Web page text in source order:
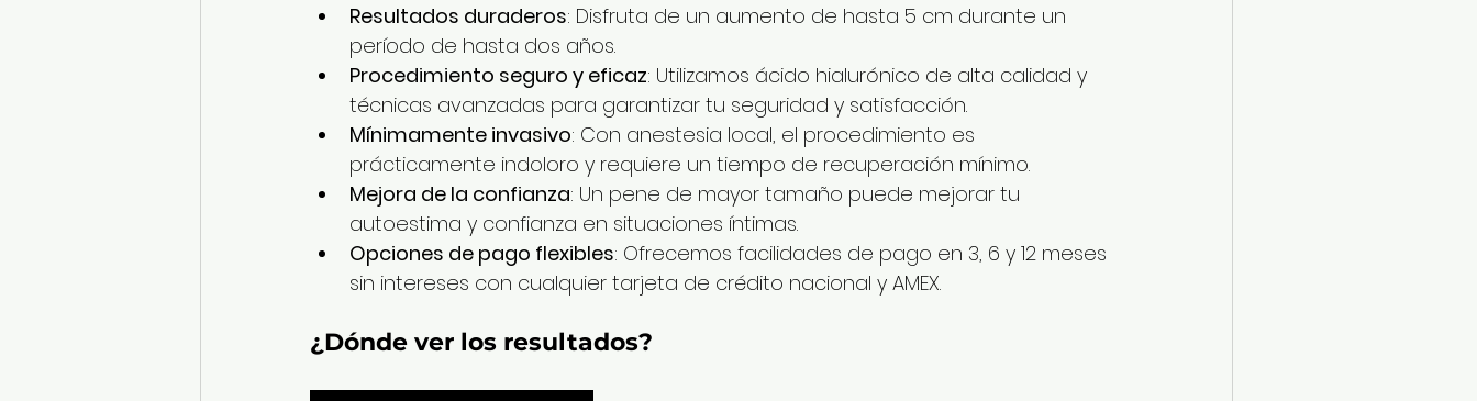
Resultados duraderos: Disfruta de un aumento de hasta 5 cm durante un
período de hasta dos años.
Procedimiento seguro y eficaz: Utilizamos ácido hialurónico de alta calidad y
técnicas avanzadas para garantizar tu seguridad y satisfacción.
Mínimamente invasivo: Con anestesia local, el procedimiento es
prácticamente indoloro y requiere un tiempo de recuperación mínimo.
Mejora de la confianza: Un pene de mayor tamaño puede mejorar tu
autoestima y confianza en situaciones íntimas.
Opciones de pago flexibles: Ofrecemos facilidades de pago en 3, 6 y 12 meses
sin intereses con cualquier tarjeta de crédito nacional y AMEX.
¿Dónde ver los resultados?